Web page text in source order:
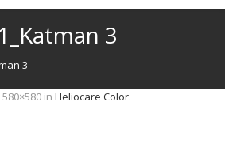
3
3
in Heliocare Color.